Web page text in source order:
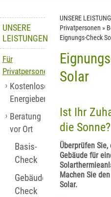
UNSERE
LEISTUNGEN
Für
Privatpersonen
Kostenlose
Energieberatung
Beratung
vor Ort
Basis-
Check
Gebäude-
Check
UNSERE
Privatpersonen »
Eignungs-Check
Solar
Ist Ihr
die Sonne?
Überprüfen
Gebäude für
Machen Sie
Solar.